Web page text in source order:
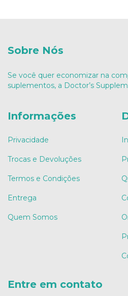
Sobre Nós
Se você quer economizar na
suplementos, a Doctor’s
Informações
Privacidade
Trocas e Devoluções
Termos e Condições
Entrega
Quem Somos
Entre em contato